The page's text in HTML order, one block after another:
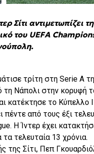
Σίτι αντιμετωπίζει
του UEFA
τρίτη στη Serie A
τη Νάπολι στην κορυφή
κατέκτησε το Κύπελλο
πέντε από τους έξι
Η Ίντερ έχει
τελευταία 13 χρόνια.
της Σίτι, Πεπ